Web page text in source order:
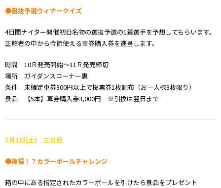
●選抜予選ウィナークイズ
4日間ナイター開催初日名物の選抜予選の1着選手を予想してもらいます。
正解者の中から今節使える車券購入券を進呈します。
時間 10Ｒ発売開始～11Ｒ発売締切
場所 ガイダンスコーナー裏
条件 未確定車券300円以上で投票券1枚配布（お一人様3枚限り）
景品 【5本】車券購入券3,000円 ※引換は翌日まで
7月1日(土) 三日目
●複福！？カラーボールチャレンジ
箱の中にある指定されたカラーボールを引けたら景品をプレゼント